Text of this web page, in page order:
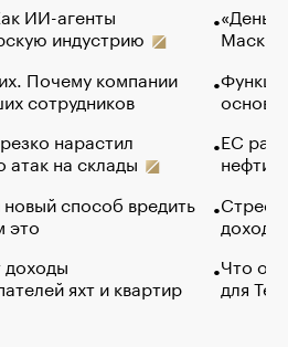
ИИ-агенты
индустрию
Почему компании
сотрудников
нарастил
атак на склады
способ вредить
это
доходы
яхт и квартир
Маск в
основ
ЕС
нефти
Что
для